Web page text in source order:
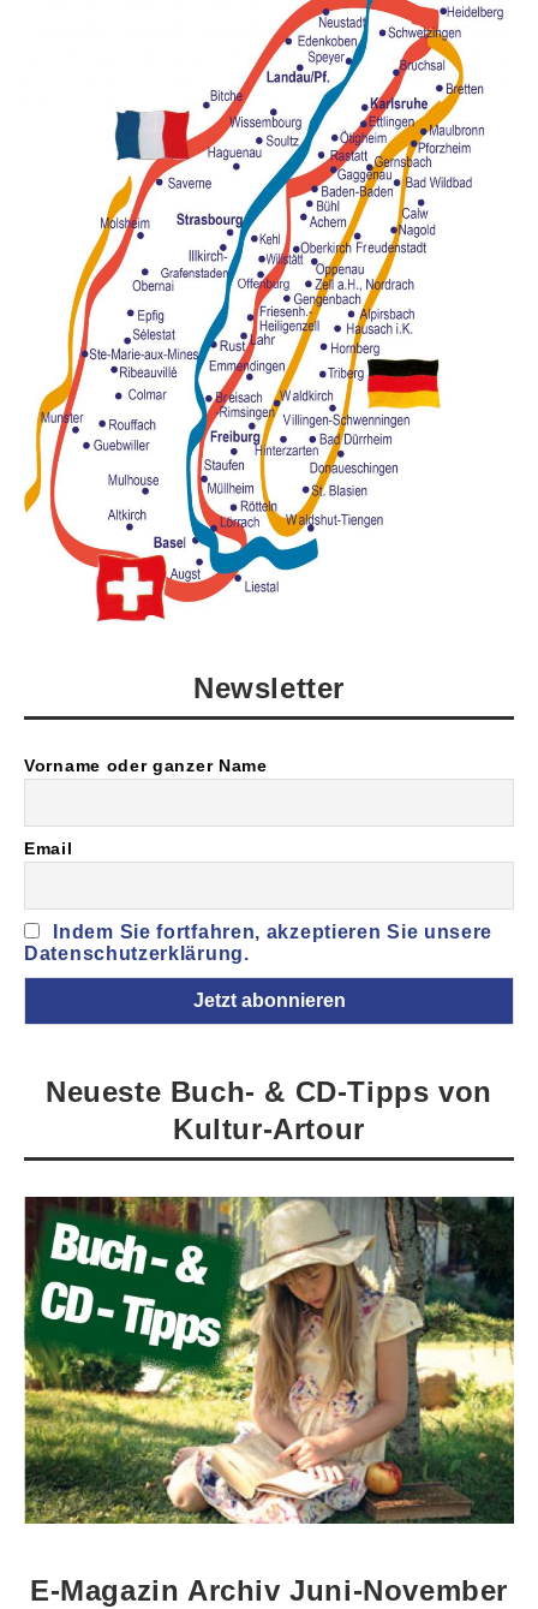
Newsletter
Vorname oder ganzer Name
Email
Indem Sie fortfahren, akzeptieren Sie unsere
Datenschutzerklärung.
Neueste Buch- & CD-Tipps von
Kultur-Artour
E-Magazin Archiv Juni-November